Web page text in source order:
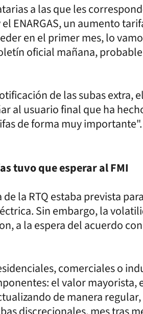
a las que les
el ENARGAS, un aumento
en el primer mes, lo
oficial mañana,
de las subas extra,
al usuario final que ha
de forma muy importante".
tuvo que esperar al FMI
la RTQ estaba prevista
Sin embargo, la
a la espera del acuerdo
comerciales o
el valor
de manera